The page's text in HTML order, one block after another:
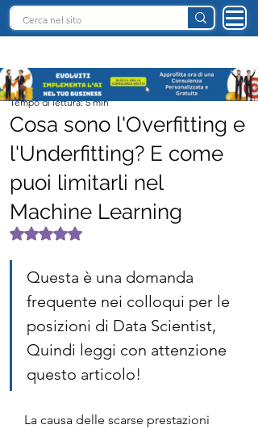
Cosa sono l'Overfitting e
l'Underfitting? E come
puoi limitarli nel
Machine Learning
Team I.A. Italia
Tempo di lettura: 5 min
Valutazione NaN stelle su 5.
Questa è una domanda
frequente nei colloqui per le
posizioni di Data Scientist,
Quindi leggi con attenzione
questo articolo!
La causa delle scarse prestazioni